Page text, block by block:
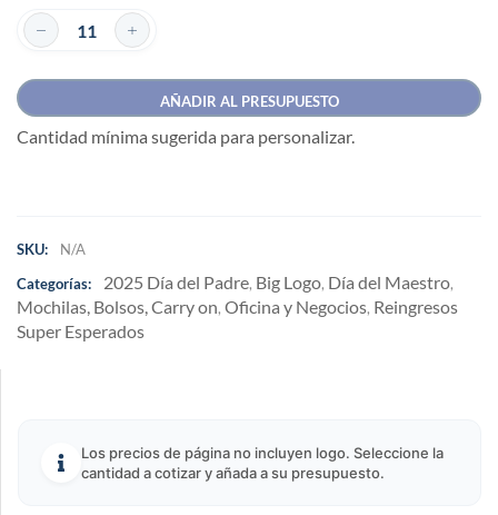
AÑADIR AL PRESUPUESTO
Cantidad mínima sugerida para personalizar.
SKU:
N/A
Categorías:
2025 Día del Padre, Big Logo, Día del Maestro,
Mochilas, Bolsos, Carry on, Oficina y Negocios, Reingresos
Super Esperados
Los precios de página no incluyen logo. Seleccione la
cantidad a cotizar y añada a su presupuesto.